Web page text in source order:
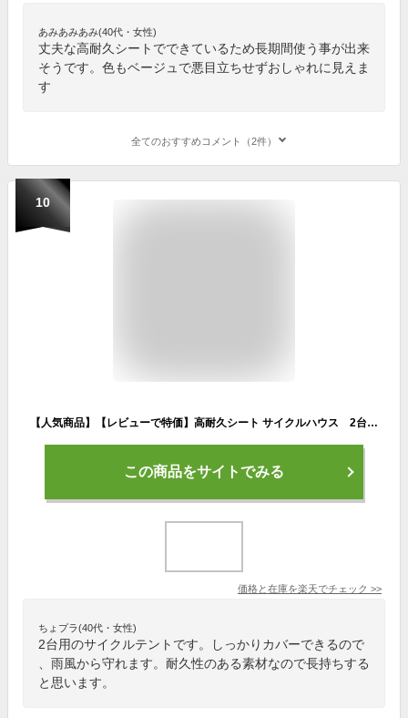
あみあみあみ(40代・女性)
丈夫な高耐久シートでできているため長期間使う事が出来
そうです。色もベージュで悪目立ちせずおしゃれに見えま
す
全てのおすすめコメント（2件）
10
【人気商品】【レビューで特価】高耐久シート サイクルハウス 2台用タイプ 自転車置場 サイクルポート マルチヤード マルチハウス 激安
この商品をサイトでみる
価格と在庫を楽天でチェック >>
ちょプラ(40代・女性)
2台用のサイクルテントです。しっかりカバーできるので
、雨風から守れます。耐久性のある素材なので長持ちする
と思います。